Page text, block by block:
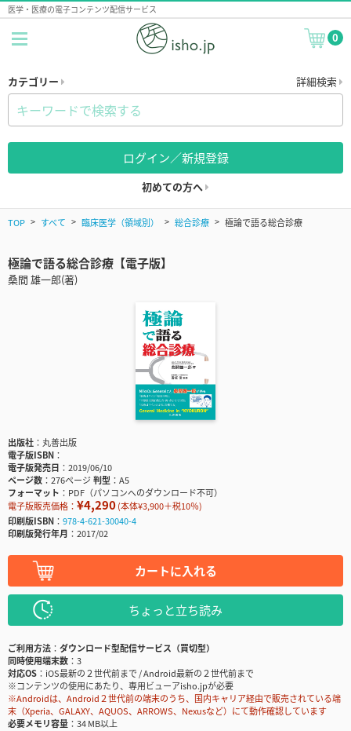
医学・医療の電子コンテンツ配信サービス
0
カテゴリー 詳細検索
ログイン／新規登録
初めての方へ
TOP すべて 臨床医学（領域別） 総合診療 極論で語る総合診療
極論で語る総合診療【電子版】
桑間 雄一郎(著)
出版社
丸善出版
電子版ISBN
電子版発売日
2019/06/10
ページ数
276ページ判型
A5
フォーマット
PDF（パソコンへのダウンロード不可）
電子版販売価格： ¥4,290(本体¥3,900＋税10％)
印刷版ISBN
978-4-621-30040-4
印刷版発行年月
2017/02
カートに入れる
ちょっと立ち読み
ご利用方法
ダウンロード型配信サービス（買切型）
同時使用端末数
3
対応OS
iOS最新の２世代前まで / Android最新の２世代前まで
※コンテンツの使用にあたり、専用ビューアisho.jpが必要
※Androidは、Android２世代前の端末のうち、国内キャリア経由で販売されている端
末（Xperia、GALAXY、AQUOS、ARROWS、Nexusなど）にて動作確認しています
必要メモリ容量
34 MB以上